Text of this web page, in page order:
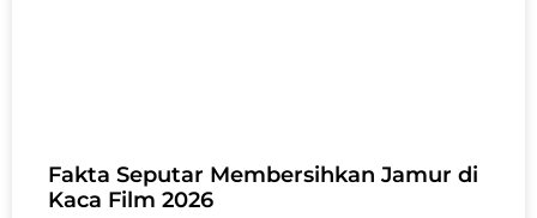
Fakta Seputar Membersihkan Jamur di
Kaca Film 2026